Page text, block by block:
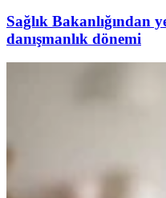
Sağlık
danışmanlık dönemi